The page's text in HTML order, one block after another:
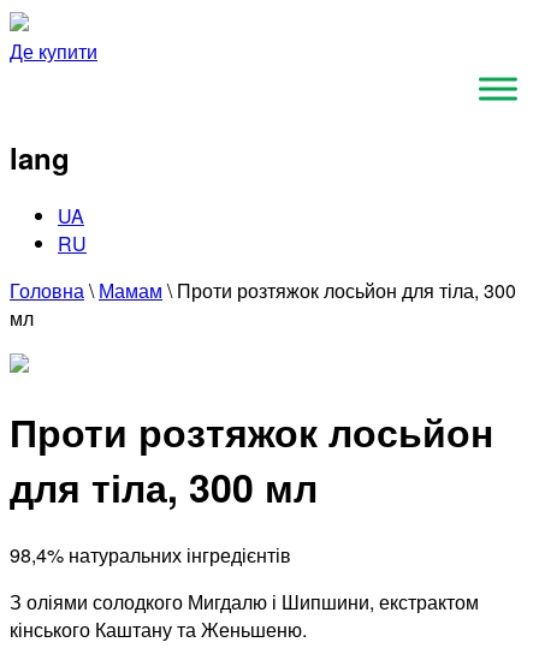
Де купити
lang
UA
RU
Головна\Мамам \Проти розтяжок лосьйон для тіла, 300
мл
Проти розтяжок лосьйон
для тіла, 300 мл
98,4% натуральних інгредієнтів
З оліями солодкого Мигдалю і Шипшини, екстрактом
кінського Каштану та Женьшеню.